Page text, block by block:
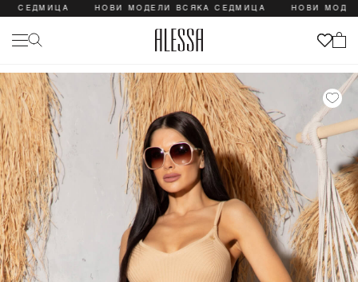
НОВИ МОДЕЛИ ВСЯКА СЕДМИЦА НОВИ МОДЕЛИ